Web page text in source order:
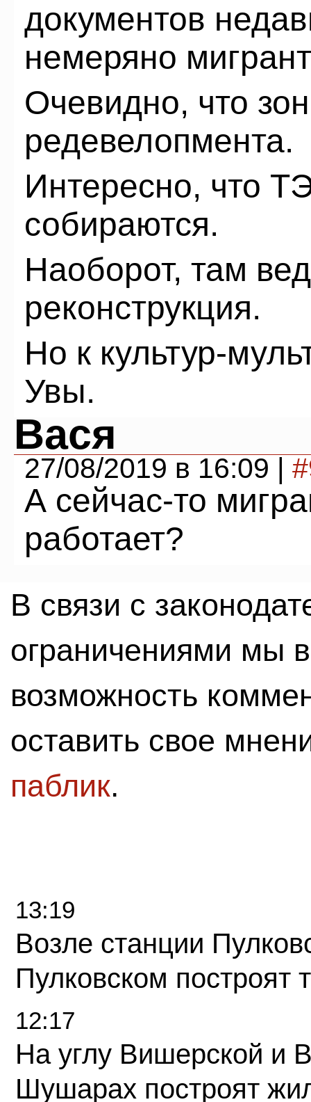
документов
немеряно
Очевидно, что
редевелопмента.
Интересно, что
собираются.
Наоборот, там
реконструкция.
Но к культур-
Увы.
Вася
27/08/2019 в 16:09 |
А сейчас-то
работает?
В связи с
ограничениями мы
возможность
оставить свое
паблик.
13:19
Возле станции
Пулковском построят
12:17
На углу Вишерской и
Шушарах построят